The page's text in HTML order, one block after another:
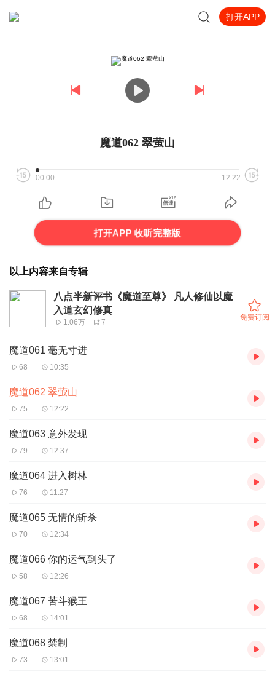
打开APP
魔道062 翠萤山
00:00 12:22
打开APP 收听完整版
以上内容来自专辑
八点半新评书《魔道至尊》 凡人修仙以魔
入道玄幻修真
1.06万 7
免费订阅
魔道061 毫无寸进
68 10:35
魔道062 翠萤山
75 12:22
魔道063 意外发现
79 12:37
魔道064 进入树林
76 11:27
魔道065 无情的斩杀
70 12:34
魔道066 你的运气到头了
58 12:26
魔道067 苦斗猴王
68 14:01
魔道068 禁制
73 13:01